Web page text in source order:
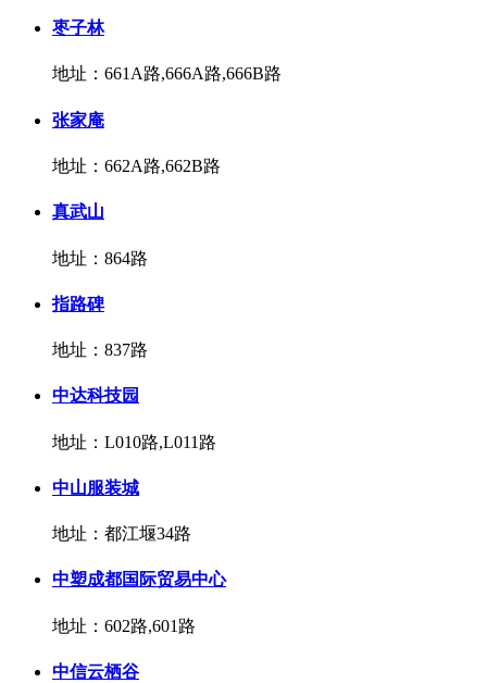
枣子林
地址：661A路,666A路,666B路
张家庵
地址：662A路,662B路
真武山
地址：864路
指路碑
地址：837路
中达科技园
地址：L010路,L011路
中山服装城
地址：都江堰34路
中塑成都国际贸易中心
地址：602路,601路
中信云栖谷